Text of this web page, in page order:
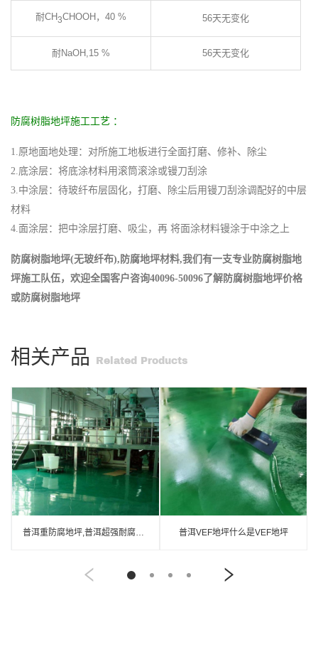
耐CH3CHOOH，40 % 56天无变化
耐NaOH,15 % 56天无变化
防腐树脂地坪施工工艺 ：
1.原地面地处理：对所施工地板进行全面打磨、修补、除尘
2.底涂层：将底涂材料用滚筒滚涂或镘刀刮涂
3.中涂层：待玻纤布层固化，打磨、除尘后用镘刀刮涂调配好的中层
材料
4.面涂层：把中涂层打磨、吸尘，再 将面涂材料镘涂于中涂之上
防腐树脂地坪(无玻纤布),防腐地坪材料,我们有一支专业防腐树脂地
坪施工队伍，欢迎全国客户咨询40096-50096了解防腐树脂地坪价格
或防腐树脂地坪
相关产品 Related Products
普洱重防腐地坪,普洱超强耐腐蚀涂料 普洱VEF地坪什么是VEF地坪